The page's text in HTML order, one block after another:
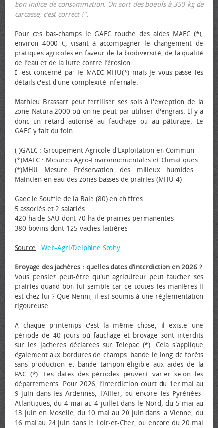
bon indice de consommation. On sort des bœufs à 350 kg de
carcasse, c’est correct !".
Pour ces bas-champs le GAEC touche des aides MAEC (*),
environ 4000 €, visant à accompagner le changement de
pratiques agricoles en faveur de la biodiversité, de la qualité
de l’eau et de la lutte contre l’érosion.
Il est concerné par le MAEC MHU(*) mais je vous passe les
détails c'est d'une complexité infernale.
Mathieu Brassart peut fertiliser ses sols à l'exception de la
zone Natura 2000 où on ne peut par utiliser d'engrais. Il y a
donc un retard autorisé au fauchage ou au pâturage. Le
GAEC y fait du foin.
(-)GAEC : Groupement Agricole d'Exploitation en Commun
(*)MAEC : Mesures Agro-Environnementales et Climatiques
(*)MHU Mesure Préservation des milieux humides −
Maintien en eau des zones basses de prairies (MHU 4)
Gaec le Souffle de la Baie (80) en chiffres :
5 associés et 2 salariés
420 ha de SAU dont 70 ha de prairies permanentes
380 bovins dont 125 vaches laitières
Source : Web-Agri/Delphine Scohy
Broyage des jachères : quelles dates d’interdiction en 2026 ?
Vous pensiez peut-être qu'un agriculteur peut faucher ses
prairies quand bon lui semble car de toutes les manières il
est chez lui ? Que Nenni, il est soumis à une réglementation
rigoureuse.
A chaque printemps c'est la même chose, il existe une
période de 40 jours où fauchage et broyage sont interdits
sur les jachères déclarées sur Telepac (*). Cela s'applique
également aux bordures de champs, bande le long de forêts
sans production et bande tampon éligible aux aides de la
PAC (*). Les dates des périodes peuvent varier selon les
départements. Pour 2026, l’interdiction court du 1er mai au
9 juin dans les Ardennes, l'Allier, ou encore les Pyrénées-
Atlantiques, du 4 mai au 4 juillet dans le Nord, du 5 mai au
13 juin en Moselle, du 10 mai au 20 juin dans la Vienne, du
16 mai au 24 juin dans le Loir-et-Cher, ou encore du 20 mai